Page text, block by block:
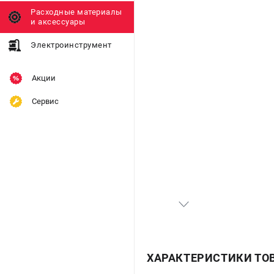
Расходные материалы
и аксессуары
Электроинструмент
Акции
Сервис
ХАРАКТЕРИСТИКИ